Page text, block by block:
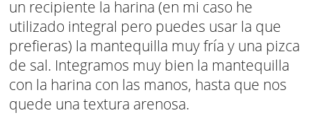
un recipiente la harina (en mi caso he
utilizado integral pero puedes usar la que
prefieras) la mantequilla muy fría y una pizca
de sal. Integramos muy bien la mantequilla
con la harina con las manos, hasta que nos
quede una textura arenosa.